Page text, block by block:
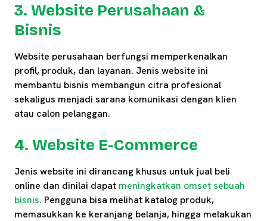
3. Website Perusahaan &
Bisnis
Website perusahaan berfungsi memperkenalkan
profil, produk, dan layanan. Jenis website ini
membantu bisnis membangun citra profesional
sekaligus menjadi sarana komunikasi dengan klien
atau calon pelanggan.
4. Website E-Commerce
Jenis website ini dirancang khusus untuk jual beli
online dan dinilai dapat meningkatkan omset sebuah
bisnis. Pengguna bisa melihat katalog produk,
memasukkan ke keranjang belanja, hingga melakukan